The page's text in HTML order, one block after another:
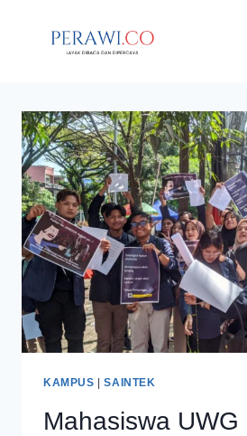
KAMPUS |SAINTEK
Mahasiswa UWG